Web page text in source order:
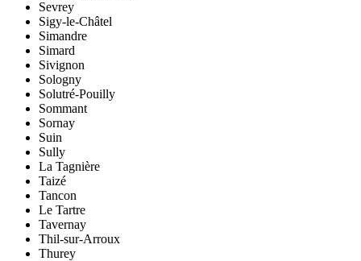
Sevrey
Sigy-le-Châtel
Simandre
Simard
Sivignon
Sologny
Solutré-Pouilly
Sommant
Sornay
Suin
Sully
La Tagnière
Taizé
Tancon
Le Tartre
Tavernay
Thil-sur-Arroux
Thurey